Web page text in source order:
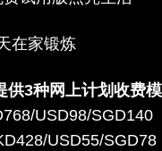
在家锻炼
3种网上计划收费
USD98/SGD140
USD55/SGD78